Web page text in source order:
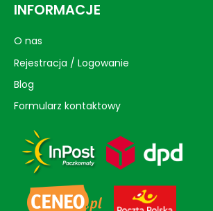
INFORMACJE
O nas
Rejestracja / Logowanie
Blog
Formularz kontaktowy